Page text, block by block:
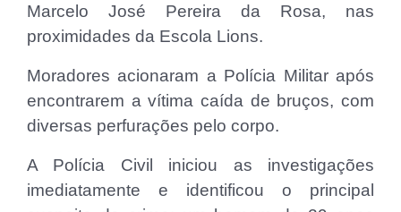
Marcelo José Pereira da Rosa, nas
proximidades da Escola Lions.
Moradores acionaram a Polícia Militar após
encontrarem a vítima caída de bruços, com
diversas perfurações pelo corpo.
A Polícia Civil iniciou as investigações
imediatamente e identificou o principal